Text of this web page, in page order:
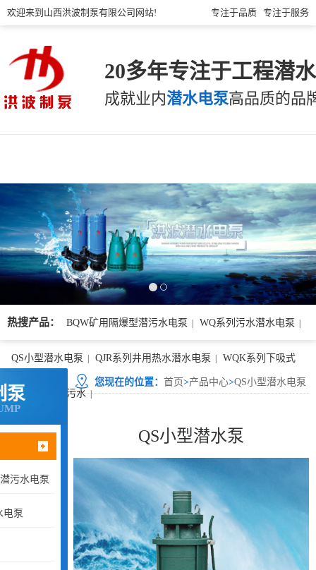
欢迎来到山西洪波制泵有限公司网站! 专注于品质 专注于服务
20多年专注于工程潜
成就业内潜水电泵高品质的品
热搜产品： BQW矿用隔爆型潜污水电泵 WQ系列污水潜水电泵
QS小型潜水电泵 QJR系列井用热水潜水电泵 WQK系列下吸式
（卧式）矿用污水
泵
污水电泵
电泵
您现在的位置：首页>产品中心>QS小型潜水电泵
QS小型潜水泵